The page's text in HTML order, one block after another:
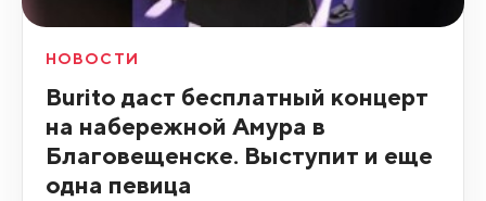
НОВОСТИ
Burito даст бесплатный концерт
на набережной Амура в
Благовещенске. Выступит и еще
одна певица